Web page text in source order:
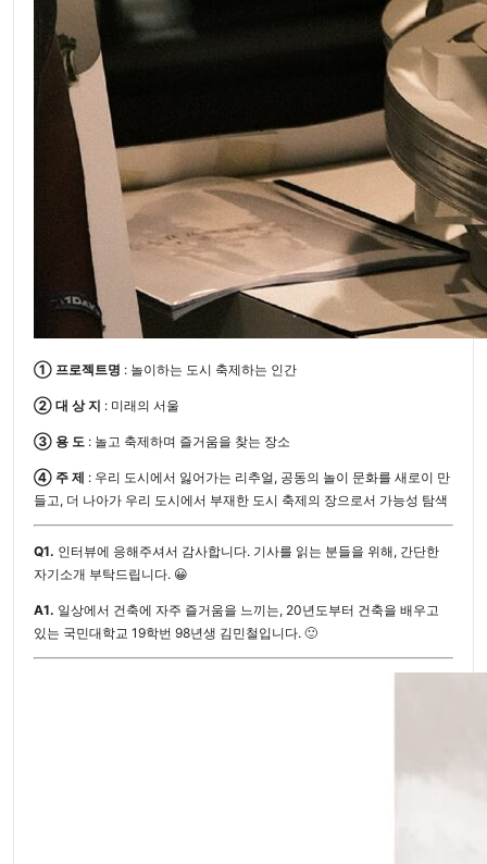
① 프로젝트명 : 놀이하는 도시 축제하는 인간
② 대 상 지 : 미래의 서울
③ 용 도 : 놀고 축제하며 즐거움을 찾는 장소
④ 주 제 : 우리 도시에서 잃어가는 리추얼, 공동의 놀이 문화를 새로이 만
들고, 더 나아가 우리 도시에서 부재한 도시 축제의 장으로서 가능성 탐색
Q1. 인터뷰에 응해주셔서 감사합니다. 기사를 읽는 분들을 위해, 간단한
자기소개 부탁드립니다. 😀
A1. 일상에서 건축에 자주 즐거움을 느끼는, 20년도부터 건축을 배우고
있는 국민대학교 19학번 98년생 김민철입니다. 🙂